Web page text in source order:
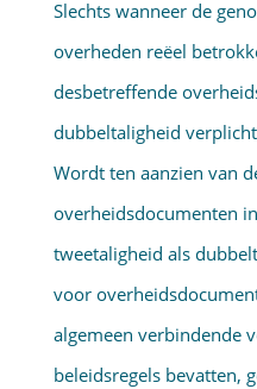
Slechts wanneer de
overheden reëel
desbetreffende
dubbeltaligheid
Wordt ten aanzien van
overheidsdocu­menten
tweetaligheid als
voor
algemeen verbindende
beleidsregels bevatten,